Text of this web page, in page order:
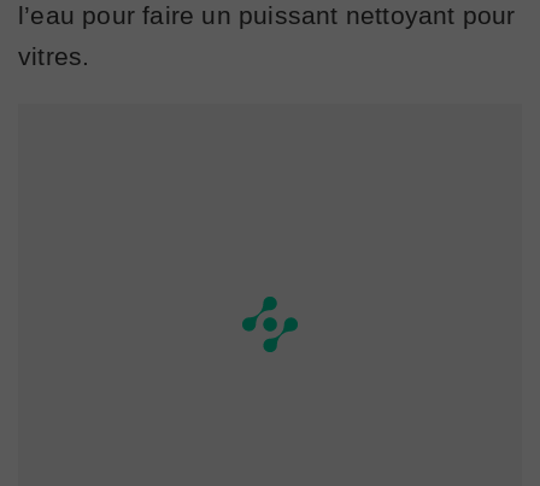
l’eau pour faire un puissant nettoyant pour
vitres.